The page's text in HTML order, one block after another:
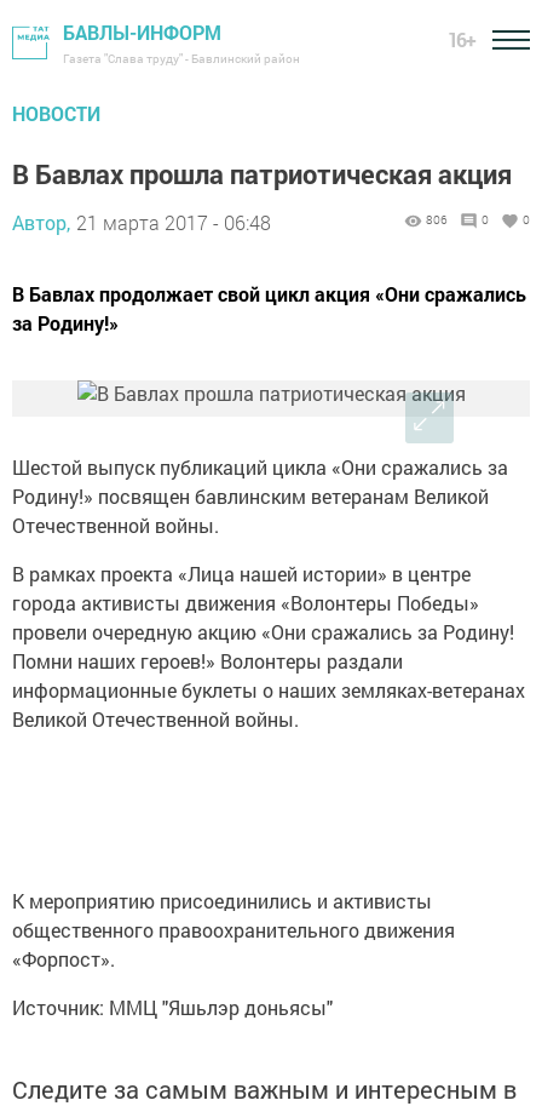
БАВЛЫ-ИНФОРМ
Газета "Слава труду" - Бавлинский район
16+
НОВОСТИ
В Бавлах прошла патриотическая акция
Автор, 21 марта 2017 - 06:48 806 0 0
В Бавлах продолжает свой цикл акция «Они сражались
за Родину!»
Шестой выпуск публикаций цикла «Они сражались за
Родину!» посвящен бавлинским ветеранам Великой
Отечественной войны.
В рамках проекта «Лица нашей истории» в центре
города активисты движения «Волонтеры Победы»
провели очередную акцию «Они сражались за Родину!
Помни наших героев!» Волонтеры раздали
информационные буклеты о наших земляках-ветеранах
Великой Отечественной войны.
К мероприятию присоединились и активисты
общественного правоохранительного движения
«Форпост».
Источник: ММЦ "Яшьлэр доньясы"
Следите за самым важным и интересным в